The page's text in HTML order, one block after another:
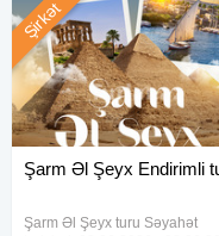
Şarm Əl Şeyx Endirimli
Şarm Əl Şeyx turu Səyahət
Şirkət